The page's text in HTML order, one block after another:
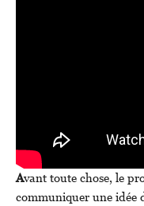
Avant toute chose, le
communiquer une idée